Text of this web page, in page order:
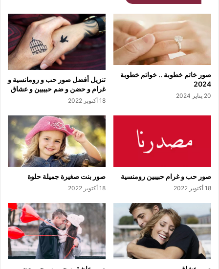
صور خاتم خطوبة .. خواتم خطوبة
2024
20 يناير 2024
تنزيل أفضل صور حب و رومانسية و
غرام و حضن و ضم حبيبين و عشاق
18 أكتوبر 2022
صور حب و غرام حبيبين رومنسية
18 أكتوبر 2022
صور بنت صغيرة جميلة حلوة
18 أكتوبر 2022